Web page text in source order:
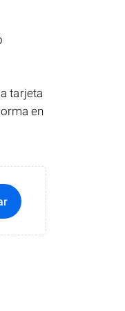
tarjeta
en